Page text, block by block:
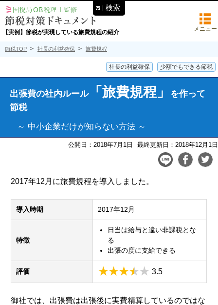
【実例】節税が実現している旅費規程の紹介 メニュー
節税TOP 社長の利益確保 旅費規程
社長の利益確保 少額でもできる節税
出張費の社内ルール「旅費規程」
を作って
節税
～ 中小企業だけが知らない方法 ～
公開日：2018年7月1日 最終更新日：2018年12月1日
2017年12月に旅費規程を導入しました。
導入時期 2017年12月
特徴
日当は給与と違い非課税とな
る
出張の度に支給できる
評価 3.5
御社では、出張費は出張後に実費精算しているのではな
検索